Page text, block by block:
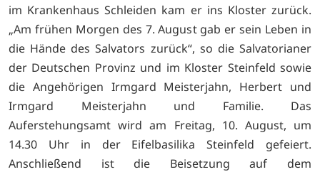
im Krankenhaus Schleiden kam er ins Kloster zurück.
„Am frühen Morgen des 7. August gab er sein Leben in
die Hände des Salvators zurück“, so die Salvatorianer
der Deutschen Provinz und im Kloster Steinfeld sowie
die Angehörigen Irmgard Meisterjahn, Herbert und
Irmgard Meisterjahn und Familie. Das
Auferstehungsamt wird am Freitag, 10. August, um
14.30 Uhr in der Eifelbasilika Steinfeld gefeiert.
Anschließend ist die Beisetzung auf dem